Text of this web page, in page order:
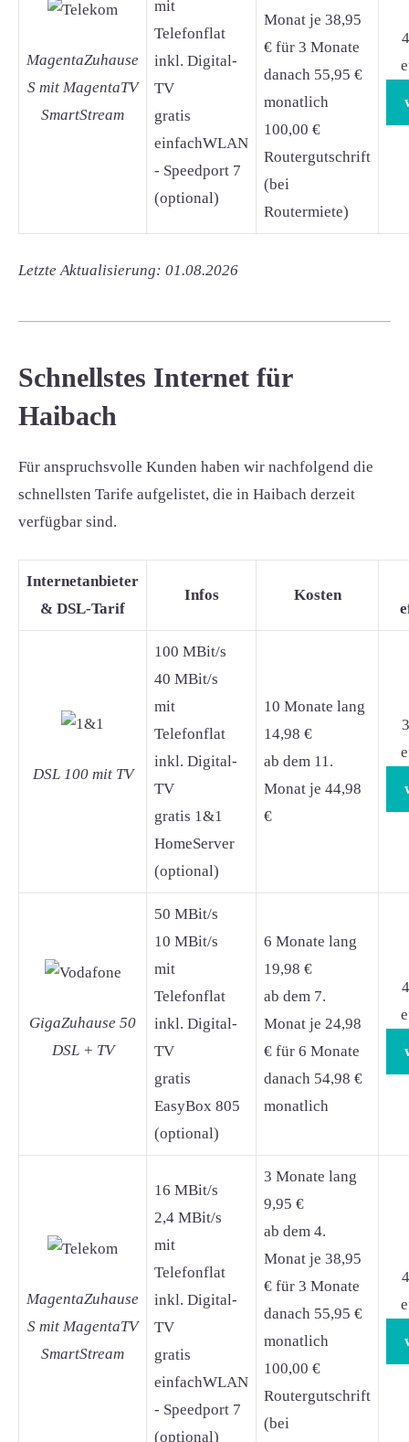
MagentaZuhause
S mit MagentaTV
SmartStream
mit
Telefonflat
inkl. Digital-
TV
gratis
einfachWLAN
- Speedport 7
(optional)
Monat je 38,95
€ für 3 Monate
danach 55,95 €
monatlich
100,00 €
Routergutschrift
(bei
Routermiete)
Letzte Aktualisierung: 01.08.2026
Schnellstes Internet für
Haibach
Für anspruchsvolle Kunden haben wir nachfolgend die
schnellsten Tarife aufgelistet, die in Haibach derzeit
verfügbar sind.
Internetanbieter
& DSL-Tarif
Infos Kosten
DSL 100 mit TV
100 MBit/s
40 MBit/s
mit
Telefonflat
inkl. Digital-
TV
gratis 1&1
HomeServer
(optional)
10 Monate lang
14,98 €
ab dem 11.
Monat je 44,98
€
GigaZuhause 50
DSL + TV
50 MBit/s
10 MBit/s
mit
Telefonflat
inkl. Digital-
TV
gratis
EasyBox 805
(optional)
6 Monate lang
19,98 €
ab dem 7.
Monat je 24,98
€ für 6 Monate
danach 54,98 €
monatlich
MagentaZuhause
S mit MagentaTV
SmartStream
16 MBit/s
2,4 MBit/s
mit
Telefonflat
inkl. Digital-
TV
gratis
einfachWLAN
- Speedport 7
(optional)
3 Monate lang
9,95 €
ab dem 4.
Monat je 38,95
€ für 3 Monate
danach 55,95 €
monatlich
100,00 €
Routergutschrift
(bei